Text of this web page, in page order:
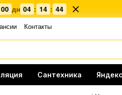
00 дн 04 : 14 : 43
Контакты
Сантехника